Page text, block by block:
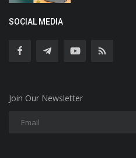
SOCIAL MEDIA
Join Our Newsletter